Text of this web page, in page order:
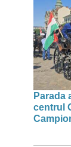
Parada
centrul